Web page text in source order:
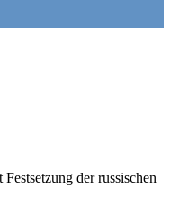
der russischen